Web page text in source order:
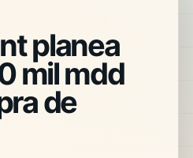
planea
mil mdd
de